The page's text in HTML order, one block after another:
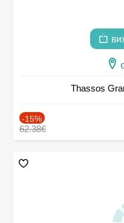
Thassos
-15%
62.38€